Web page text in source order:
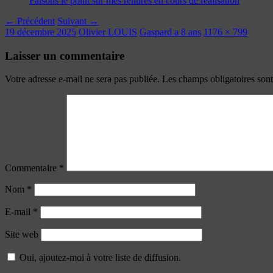
← Précédent Suivant →
19 décembre 2025 Olivier LOUIS Gaspard a 8 ans 1176 × 799
Laisser un commentaire
Votre adresse e-mail ne sera pas publiée. Les champs obligatoires
Commentaire *
Nom *
E-mail *
Site web
Oui, ajoutez-moi à votre liste de diffusion.